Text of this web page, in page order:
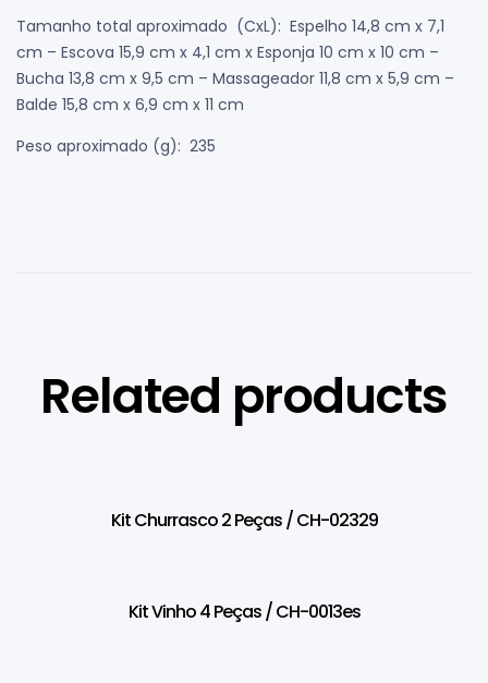
Tamanho total aproximado (CxL): Espelho 14,8 cm x 7,1
cm – Escova 15,9 cm x 4,1 cm x Esponja 10 cm x 10 cm –
Bucha 13,8 cm x 9,5 cm – Massageador 11,8 cm x 5,9 cm –
Balde 15,8 cm x 6,9 cm x 11 cm
Peso aproximado (g): 235
Related products
Kit Churrasco 2 Peças / CH-02329
Kit Vinho 4 Peças / CH-0013es